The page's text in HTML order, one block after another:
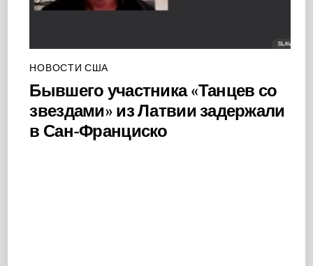
НОВОСТИ США
Бывшего участника «Танцев со
звездами» из Латвии задержали
в Сан-Франциско